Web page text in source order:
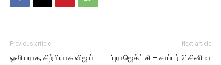
Previous article
ஓவியராக, சிற்பியாக விஜய்
Next article
‘புராஜெக்ட் சி – சாப்டர் 2’ சினிமா